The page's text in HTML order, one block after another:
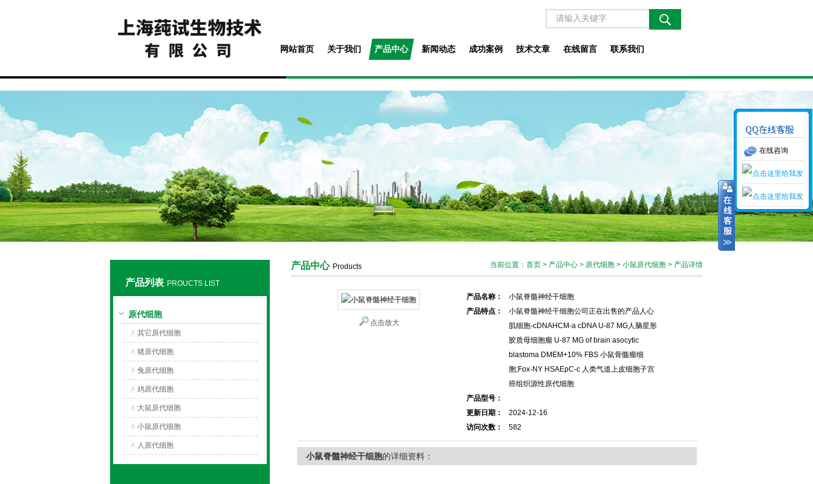
网站首页 关于我们 产品中心 新闻动态 成功案例 技术文章 在线留言 联系我们
产品列表 PROUCTS LIST
原代细胞
其它原代细胞
猪原代细胞
兔原代细胞
鸡原代细胞
大鼠原代细胞
小鼠原代细胞
人原代细胞
产品中心 Products 当前位置： 首页 > 产品中心 > 原代细胞 > 小鼠原代细胞 > 产品详情
点击放大
产品名称：
小鼠脊髓神经干细胞
产品特点：
小鼠脊髓神经干细胞公司正在出售的产品人心
肌细胞-cDNAHCM-a cDNA U-87 MG人脑星形
胶质母细胞瘤 U-87 MG of brain asocytic
blastoma DMEM+10% FBS 小鼠骨髓瘤细
胞;Fox-NY HSAEpC-c 人类气道上皮细胞子宫
癌组织源性原代细胞
产品型号：
更新日期：
2024-12-16
访问次数：
582
小鼠脊髓神经干细胞的详细资料：
在线咨询